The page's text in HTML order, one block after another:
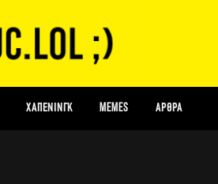
Χάπενινγκ Memes Αρθρα